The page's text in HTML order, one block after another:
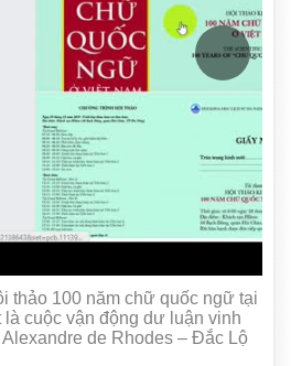
thảo 100 năm chữ quốc ngữ tại
cuộc vận động dư luận vinh
de Rhodes – Đắc Lộ